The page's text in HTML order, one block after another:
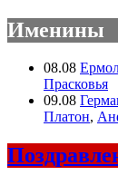
Именины
08.08
Прасковья
09.08
Платон,